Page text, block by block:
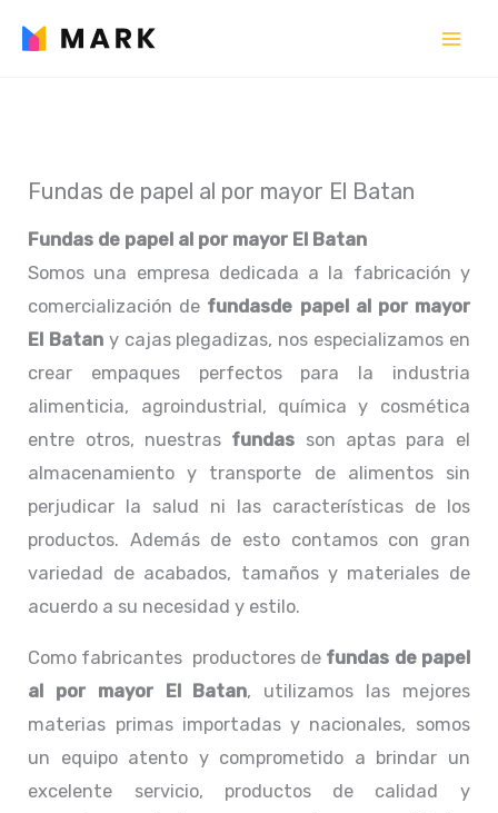
Fundas de papel al por mayor El Batan
Fundas de papel al por mayor El Batan
Somos una empresa dedicada a la fabricación y
comercialización de fundasde papel al por mayor
El Batan y cajas plegadizas, nos especializamos en
crear empaques perfectos para la industria
alimenticia, agroindustrial, química y cosmética
entre otros, nuestras fundas son aptas para el
almacenamiento y transporte de alimentos sin
perjudicar la salud ni las características de los
productos. Además de esto contamos con gran
variedad de acabados, tamaños y materiales de
acuerdo a su necesidad y estilo.
Como fabricantes productores de fundas de papel
al por mayor El Batan, utilizamos las mejores
materias primas importadas y nacionales, somos
un equipo atento y comprometido a brindar un
excelente servicio, productos de calidad y